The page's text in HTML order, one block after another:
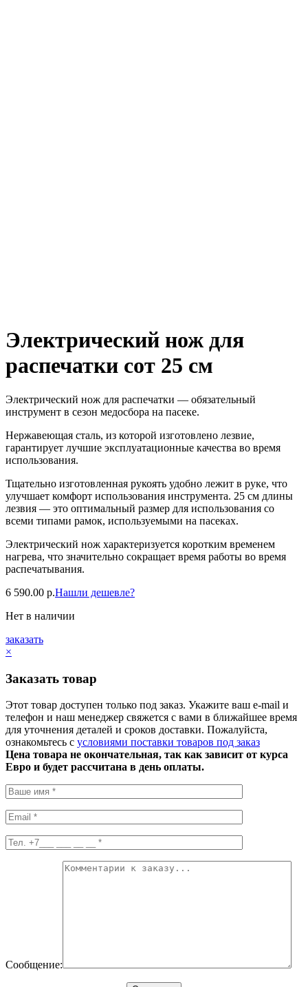
Электрический нож для
распечатки сот 25 см
Электрический нож для распечатки — обязательный
инструмент в сезон медосбора на пасеке.
Нержавеющая сталь, из которой изготовлено лезвие,
гарантирует лучшие эксплуатационные качества во время
использования.
Тщательно изготовленная рукоять удобно лежит в руке, что
улучшает комфорт использования инструмента. 25 см длины
лезвия — это оптимальный размер для использования со
всеми типами рамок, используемыми на пасеках.
Электрический нож характеризуется коротким временем
нагрева, что значительно сокращает время работы во время
распечатывания.
6 590.00 р.Нашли дешевле?
Нет в наличии
заказать
×
Заказать товар
Этот товар доступен только под заказ. Укажите ваш e-mail и
телефон и наш менеджер свяжется с вами в ближайшее время
для уточнения деталей и сроков доставки. Пожалуйста,
ознакомьтесь с условиями поставки товаров под заказ
Цена товара не окончательная, так как зависит от курса
Евро и будет рассчитана в день оплаты.
Сообщение: